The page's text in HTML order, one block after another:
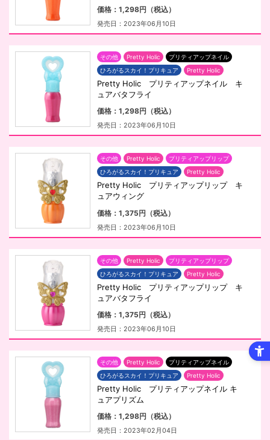
価格：1,298円（税込）
発売日：2023年06月10日
その他 Pretty Holic
プリティアップネイル
ひろがるスカイ！プリキュア
Pretty Holic
Pretty Holic プリティアップネイル キ
ュアバタフライ
価格：1,298円（税込）
発売日：2023年06月10日
その他 Pretty Holic
プリティアップリップ
ひろがるスカイ！プリキュア
Pretty Holic
Pretty Holic プリティアップリップ キ
ュアウィング
価格：1,375円（税込）
発売日：2023年06月10日
その他 Pretty Holic
プリティアップリップ
ひろがるスカイ！プリキュア
Pretty Holic
Pretty Holic プリティアップリップ キ
ュアバタフライ
価格：1,375円（税込）
発売日：2023年06月10日
その他 Pretty Holic
プリティアップネイル
ひろがるスカイ！プリキュア
Pretty Holic
Pretty Holic プリティアップネイル キ
ュアプリズム
価格：1,298円（税込）
発売日：2023年02月04日